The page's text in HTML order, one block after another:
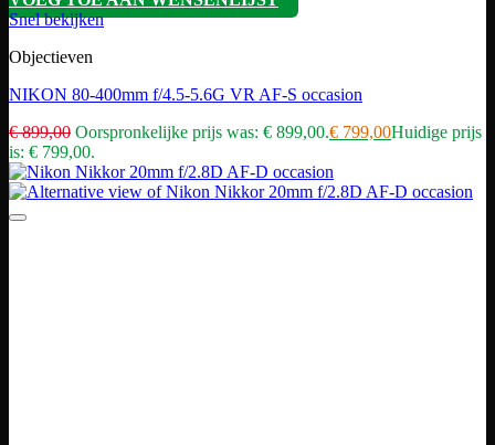
Snel bekijken
Objectieven
NIKON 80-400mm f/4.5-5.6G VR AF-S occasion
€899,00 Oorspronkelijke prijs was: € 899,00.€ 799,00Huidige prijs
is: € 799,00.